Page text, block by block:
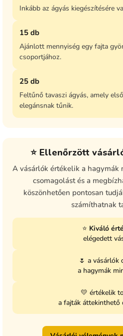
Inkább az ágyás kiegészítésére
15 db
Ajánlott mennyiség egy fajta
csoportjához.
25 db
Feltűnő tavaszi ágyás, amely
elegánsnak tűnik.
⭐ Ellenőrzött
A vásárlók értékelik a hagymák
csomagolást és a
köszönhetően pontosan
számíthatnak
⭐ Kiváló
elégedett
🌷 a vásárlók
a hagymák
💛 értékelik
a fajták áttekinthető